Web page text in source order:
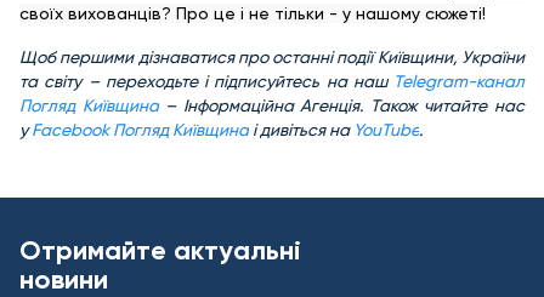
своїх вихованців? Про це і не тільки - у нашому сюжеті!
Щоб першими дізнаватися про останні події Київщини, України
та світу – переходьте і підписуйтесь на наш Telegram-канал
Погляд Київщина– Інформаційна Агенція. Також читайте нас
уFacebook Погляд Київщина і дивіться на YouTube.
Отримайте актуальні
новини